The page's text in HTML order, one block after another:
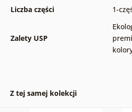
Liczba części
1-
Zalety USP
Z tej samej kolekcji